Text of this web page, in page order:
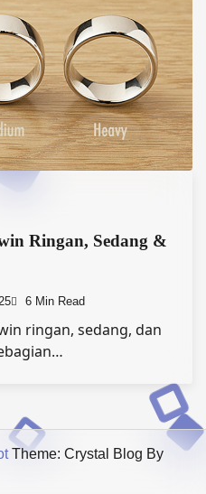
Ringan, Sedang &
6 Min Read
ringan, sedang, dan
Theme: Crystal Blog By